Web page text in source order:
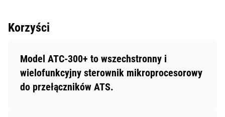
Korzyści
Model ATC-300+ to wszechstronny i
wielofunkcyjny sterownik mikroprocesorowy
do przełączników ATS.